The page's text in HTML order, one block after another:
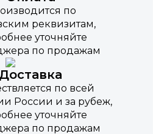
по
реквизитам,
уточняйте
по продажам
Доставка
по всей
России и за рубеж,
уточняйте
по продажам